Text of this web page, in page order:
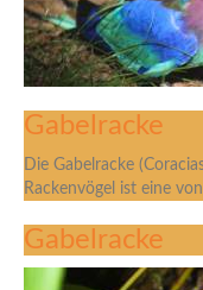
Gabelracke
Die Gabelracke
Rackenvögel ist eine
Gabelracke